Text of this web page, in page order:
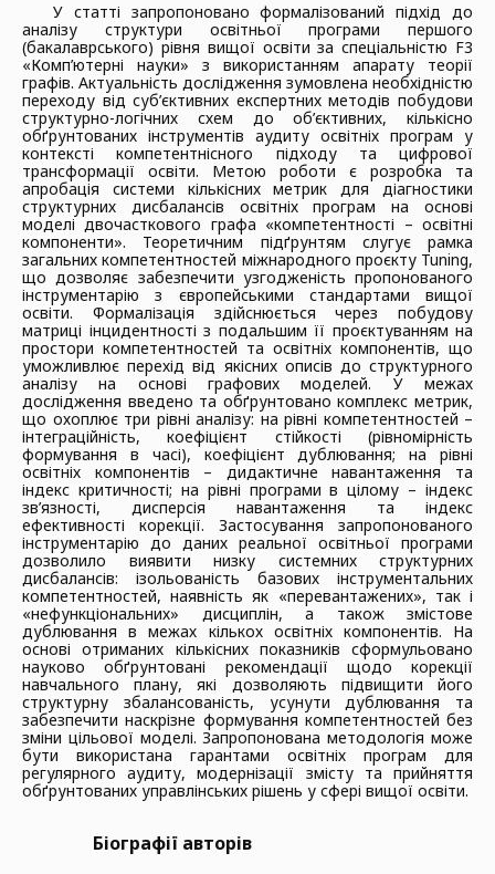
У статті запропоновано формалізований підхід до
аналізу структури освітньої програми першого
(бакалаврського) рівня вищої освіти за спеціальністю F3
«Комп’ютерні науки» з використанням апарату теорії
графів. Актуальність дослідження зумовлена необхідністю
переходу від суб’єктивних експертних методів побудови
структурно-логічних схем до об’єктивних, кількісно
обґрунтованих інструментів аудиту освітніх програм у
контексті компетентнісного підходу та цифрової
трансформації освіти. Метою роботи є розробка та
апробація системи кількісних метрик для діагностики
структурних дисбалансів освітніх програм на основі
моделі двочасткового графа «компетентності – освітні
компоненти». Теоретичним підґрунтям слугує рамка
загальних компетентностей міжнародного проєкту Tuning,
що дозволяє забезпечити узгодженість пропонованого
інструментарію з європейськими стандартами вищої
освіти. Формалізація здійснюється через побудову
матриці інцидентності з подальшим її проєктуванням на
простори компетентностей та освітніх компонентів, що
уможливлює перехід від якісних описів до структурного
аналізу на основі графових моделей. У межах
дослідження введено та обґрунтовано комплекс метрик,
що охоплює три рівні аналізу: на рівні компетентностей –
інтеграційність, коефіцієнт стійкості (рівномірність
формування в часі), коефіцієнт дублювання; на рівні
освітніх компонентів – дидактичне навантаження та
індекс критичності; на рівні програми в цілому – індекс
зв’язності, дисперсія навантаження та індекс
ефективності корекції. Застосування запропонованого
інструментарію до даних реальної освітньої програми
дозволило виявити низку системних структурних
дисбалансів: ізольованість базових інструментальних
компетентностей, наявність як «перевантажених», так і
«нефункціональних» дисциплін, а також змістове
дублювання в межах кількох освітніх компонентів. На
основі отриманих кількісних показників сформульовано
науково обґрунтовані рекомендації щодо корекції
навчального плану, які дозволяють підвищити його
структурну збалансованість, усунути дублювання та
забезпечити наскрізне формування компетентностей без
зміни цільової моделі. Запропонована методологія може
бути використана гарантами освітніх програм для
регулярного аудиту, модернізації змісту та прийняття
обґрунтованих управлінських рішень у сфері вищої освіти.
Біографії авторів